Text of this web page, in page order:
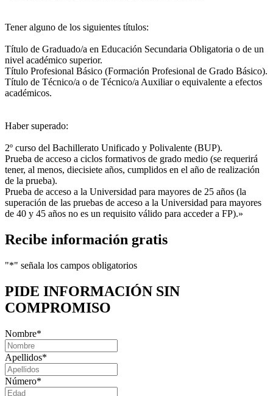
Tener alguno de los siguientes títulos:
Título de Graduado/a en Educación Secundaria Obligatoria o de un
nivel académico superior.
Título Profesional Básico (Formación Profesional de Grado Básico).
Título de Técnico/a o de Técnico/a Auxiliar o equivalente a efectos
académicos.
Haber superado:
2º curso del Bachillerato Unificado y Polivalente (BUP).
Prueba de acceso a ciclos formativos de grado medio (se requerirá
tener, al menos, diecisiete años, cumplidos en el año de realización
de la prueba).
Prueba de acceso a la Universidad para mayores de 25 años (la
superación de las pruebas de acceso a la Universidad para mayores
de 40 y 45 años no es un requisito válido para acceder a FP).»
Recibe información gratis
"*" señala los campos obligatorios
PIDE INFORMACIÓN SIN
COMPROMISO
Nombre*
Apellidos*
Número*